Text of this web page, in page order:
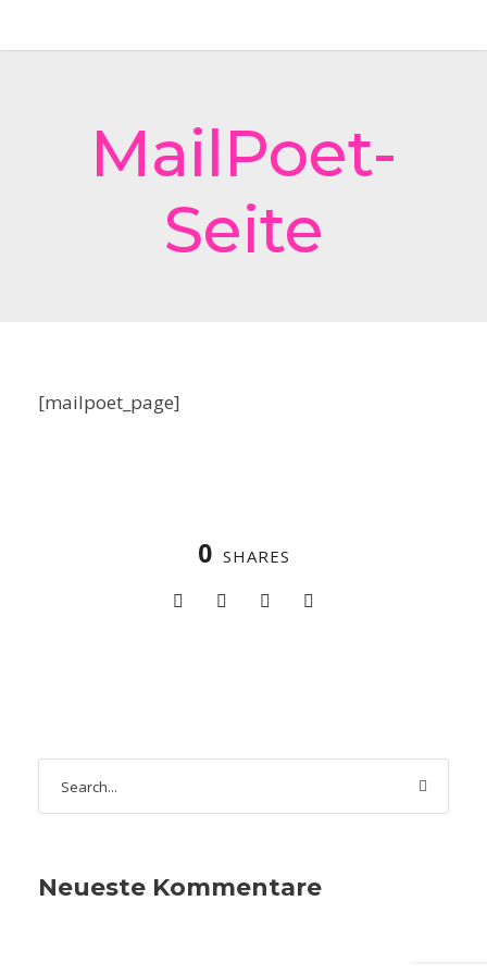
MailPoet-
Seite
[mailpoet_page]
0 SHARES
Neueste Kommentare